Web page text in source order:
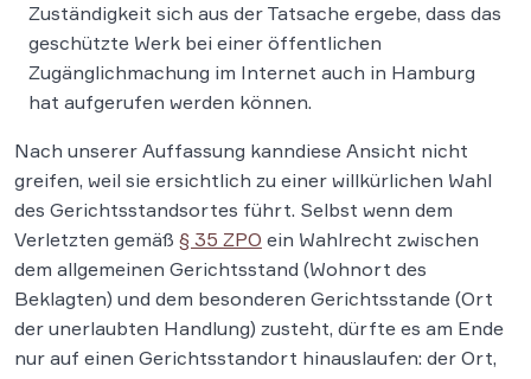
Zuständigkeit sich aus der Tatsache ergebe, dass das
geschützte Werk bei einer öffentlichen
Zugänglichmachung im Internet auch in Hamburg
hat aufgerufen werden können.
Nach unserer Auffassung kanndiese Ansicht nicht
greifen, weil sie ersichtlich zu einer willkürlichen Wahl
des Gerichtsstandsortes führt. Selbst wenn dem
Verletzten gemäß § 35 ZPO ein Wahlrecht zwischen
dem allgemeinen Gerichtsstand (Wohnort des
Beklagten) und dem besonderen Gerichtsstande (Ort
der unerlaubten Handlung) zusteht, dürfte es am Ende
nur auf einen Gerichtsstandort hinauslaufen: der Ort,